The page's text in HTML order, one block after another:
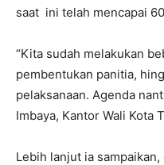
saat ini telah mencapai
“Kita sudah melakukan
pembentukan panitia,
pelaksanaan. Agenda
Imbaya, Kantor Wali Kota
Lebih lanjut ia